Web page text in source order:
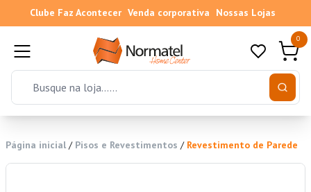
Clube Faz Acontecer Venda corporativa Nossas Lojas
0
Página inicial / Pisos e Revestimentos / Revestimento de Parede